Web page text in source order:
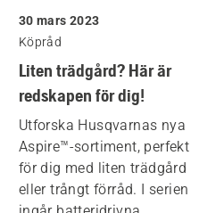
30 mars 2023
Köpråd
Liten trädgård? Här är
redskapen för dig!
Utforska Husqvarnas nya
Aspire™-sortiment, perfekt
för dig med liten trädgård
eller trångt förråd. I serien